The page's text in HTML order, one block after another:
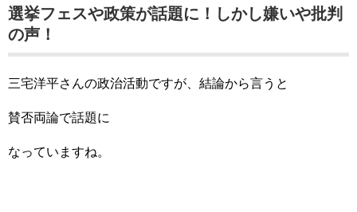
選挙フェスや政策が話題に！しかし嫌いや批判
の声！
三宅洋平さんの政治活動ですが、結論から言うと
賛否両論で話題に
なっていますね。